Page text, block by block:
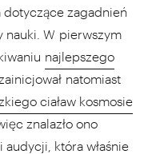
dotyczące zagadnień
nauki. W pierwszym
najlepszego
natomiast
ciaław kosmosie
znalazło ono
która właśnie